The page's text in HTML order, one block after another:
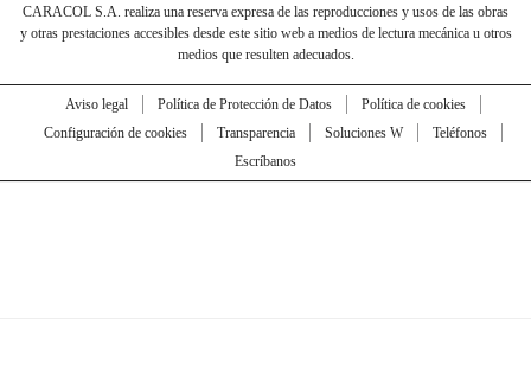
CARACOL S.A. realiza una reserva expresa de las reproducciones y usos de las obras
y otras prestaciones accesibles desde este sitio web a medios de lectura mecánica u otros
medios que resulten adecuados.
Aviso legal Política de Protección de Datos
Política de cookies
Configuración de cookies
Transparencia Soluciones W
Teléfonos
Escríbanos